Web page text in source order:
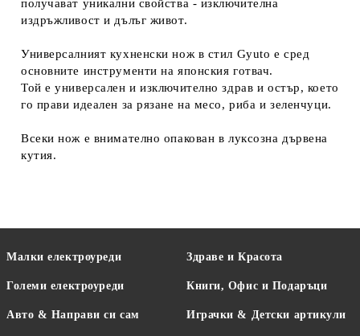
получават уникални свойства - изключителна
издръжливост и дълъг живот.
Универсалният кухненски нож в стил Gyuto е сред
основните инструменти на японския готвач.
Той е универсален и изключително здрав и остър, което
го прави идеален за рязане на месо, риба и зеленчуци.
Всеки нож е внимателно опакован в луксозна дървена
кутия.
Малки електроуреди
Големи електроуреди
Авто & Направи си сам
Здраве и Красота
Книги, Офис и Подаръци
Играчки & Детски артикули